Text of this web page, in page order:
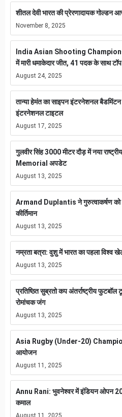
शीतल देवी भारत की प्रेरणादायक गोल्डन
November 8, 2025
India Asian Shooting
में मारी धमाकेदार जीत, 41 पदक के साथ
August 24, 2025
तान्या हेमंत का साइपन इंटरनेशनल बैडमिंटन
इंटरनेशनल टाइटल
August 17, 2025
गुलवीर सिंह 3000 मीटर दौड़ में नया
Memorial अपडेट
August 13, 2025
Armand Duplantis ने गुरुत्वाकर्षण को
कीर्तिमान
August 13, 2025
नम्रता बत्रा: वुशु में भारत का पहला विश्व
August 13, 2025
प्रतिष्ठित सुब्रतो कप अंतर्राष्ट्रीय
रोमांचक जंग
August 13, 2025
Asia Rugby (Under-20)
आयोजन
August 11, 2025
Annu Rani: भुवनेश्वर में इंडियन ओपन
कमाल
August 11, 2025